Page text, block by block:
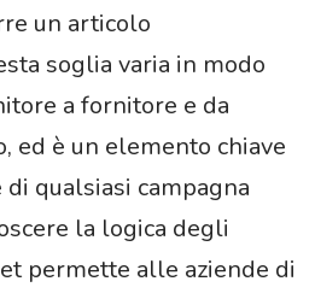
un articolo
soglia varia in modo
a fornitore e da
ed è un elemento chiave
qualsiasi campagna
la logica degli
permette alle aziende di